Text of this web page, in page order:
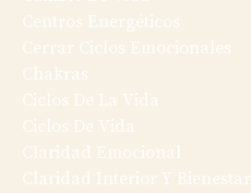
Centros Energéticos
Cerrar Ciclos Emocionales
Chakras
Ciclos De La Vida
Ciclos De Vida
Claridad Emocional
Claridad Interior Y Bienestar